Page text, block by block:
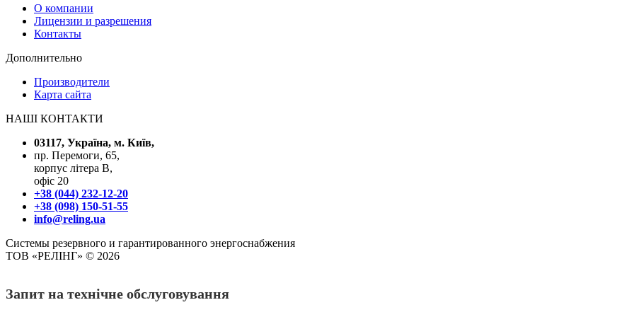
О компании
Лицензии и разрешения
Контакты
Дополнительно
Производители
Карта сайта
НАШІ КОНТАКТИ
03117, Україна, м. Київ,
пр. Перемоги, 65,
корпус літера В,
офіс 20
+38 (044) 232-12-20
+38 (098) 150-51-55
info@reling.ua
Системы резервного и гарантированного энергоснабжения
ТОВ «РЕЛІНГ» © 2026
Запит на технічне обслуговування